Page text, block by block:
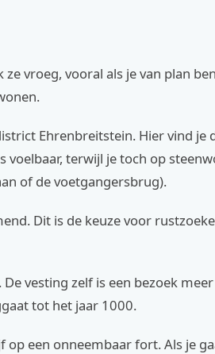
vroeg, vooral als je van plan
Ehrenbreitstein. Hier vind je
voelbaar, terwijl je toch op
of de voetgangersbrug).
Dit is de keuze voor
vesting zelf is een bezoek
tot het jaar 1000.
op een onneembaar fort. Als je